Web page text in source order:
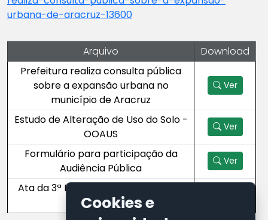
urbana-de-aracruz-13600
Arquivo
Download
Prefeitura realiza consulta pública
sobre a expansão urbana no
município de Aracruz
Ver
Estudo de Alteração de Uso do Solo -
OOAUS
Ver
Formulário para participação da
Audiência Pública
Ver
Ata da 3ª Reunião Extraordinária do
CPDM 2024
Cookies e